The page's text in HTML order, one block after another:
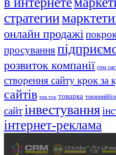
стратегии
онлайн продажі
просування
розвиток компанії срм
створення сайту крок за
сайтів тик ток товарка
сайт інвестування
інтернет-реклама